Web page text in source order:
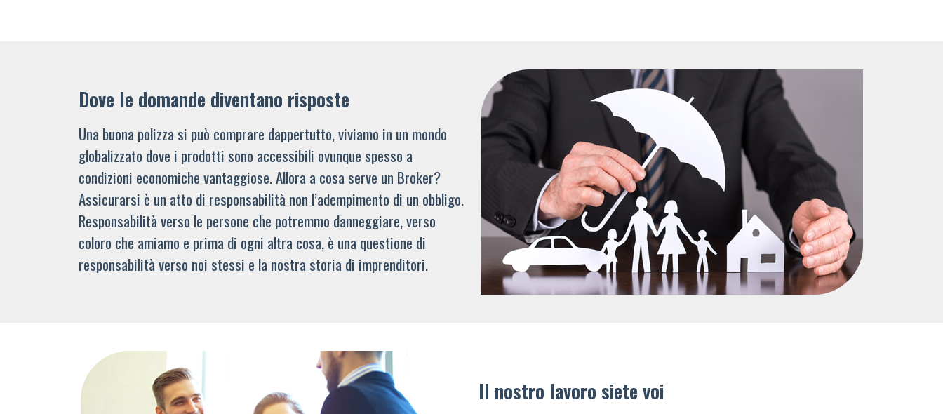
Dove le domande diventano risposte
Una buona polizza si può comprare dappertutto, viviamo in un mondo
globalizzato dove i prodotti sono accessibili ovunque spesso a
condizioni economiche vantaggiose. Allora a cosa serve un Broker?
Assicurarsi è un atto di responsabilità non l’adempimento di un obbligo.
Responsabilità verso le persone che potremmo danneggiare, verso
coloro che amiamo e prima di ogni altra cosa, è una questione di
responsabilità verso noi stessi e la nostra storia di imprenditori.
Il nostro lavoro siete voi